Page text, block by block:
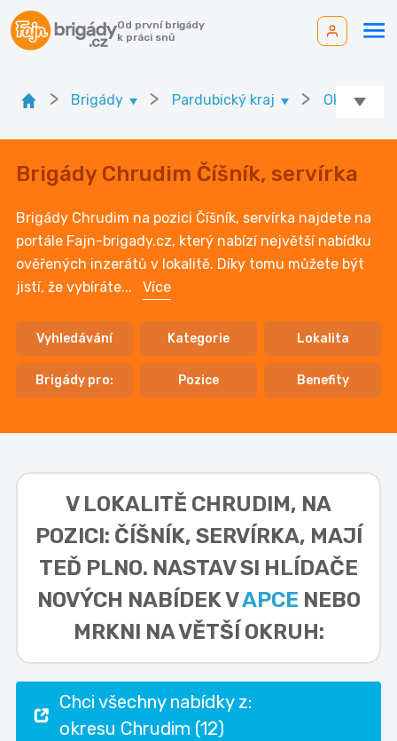
Od první brigády
k práci snů
> Brigády > Pardubický kraj > Ok.
Brigády Chrudim Číšník, servírka
Brigády Chrudim na pozici Číšník, servírka najdete na
portále Fajn-brigady.cz, který nabízí největší nabídku
ověřených inzerátů v lokalitě. Díky tomu můžete být
jistí, že vybíráte... Více
Vyhledávání Kategorie Lokalita
Brigády pro: Pozice Benefity
V LOKALITĚ CHRUDIM, NA
POZICI: ČÍŠNÍK, SERVÍRKA, MAJÍ
TEĎ PLNO. NASTAV SI HLÍDAČE
NOVÝCH NABÍDEK VAPCE NEBO
MRKNI NA VĚTŠÍ OKRUH:
Chci všechny nabídky z:
okresu Chrudim (12)